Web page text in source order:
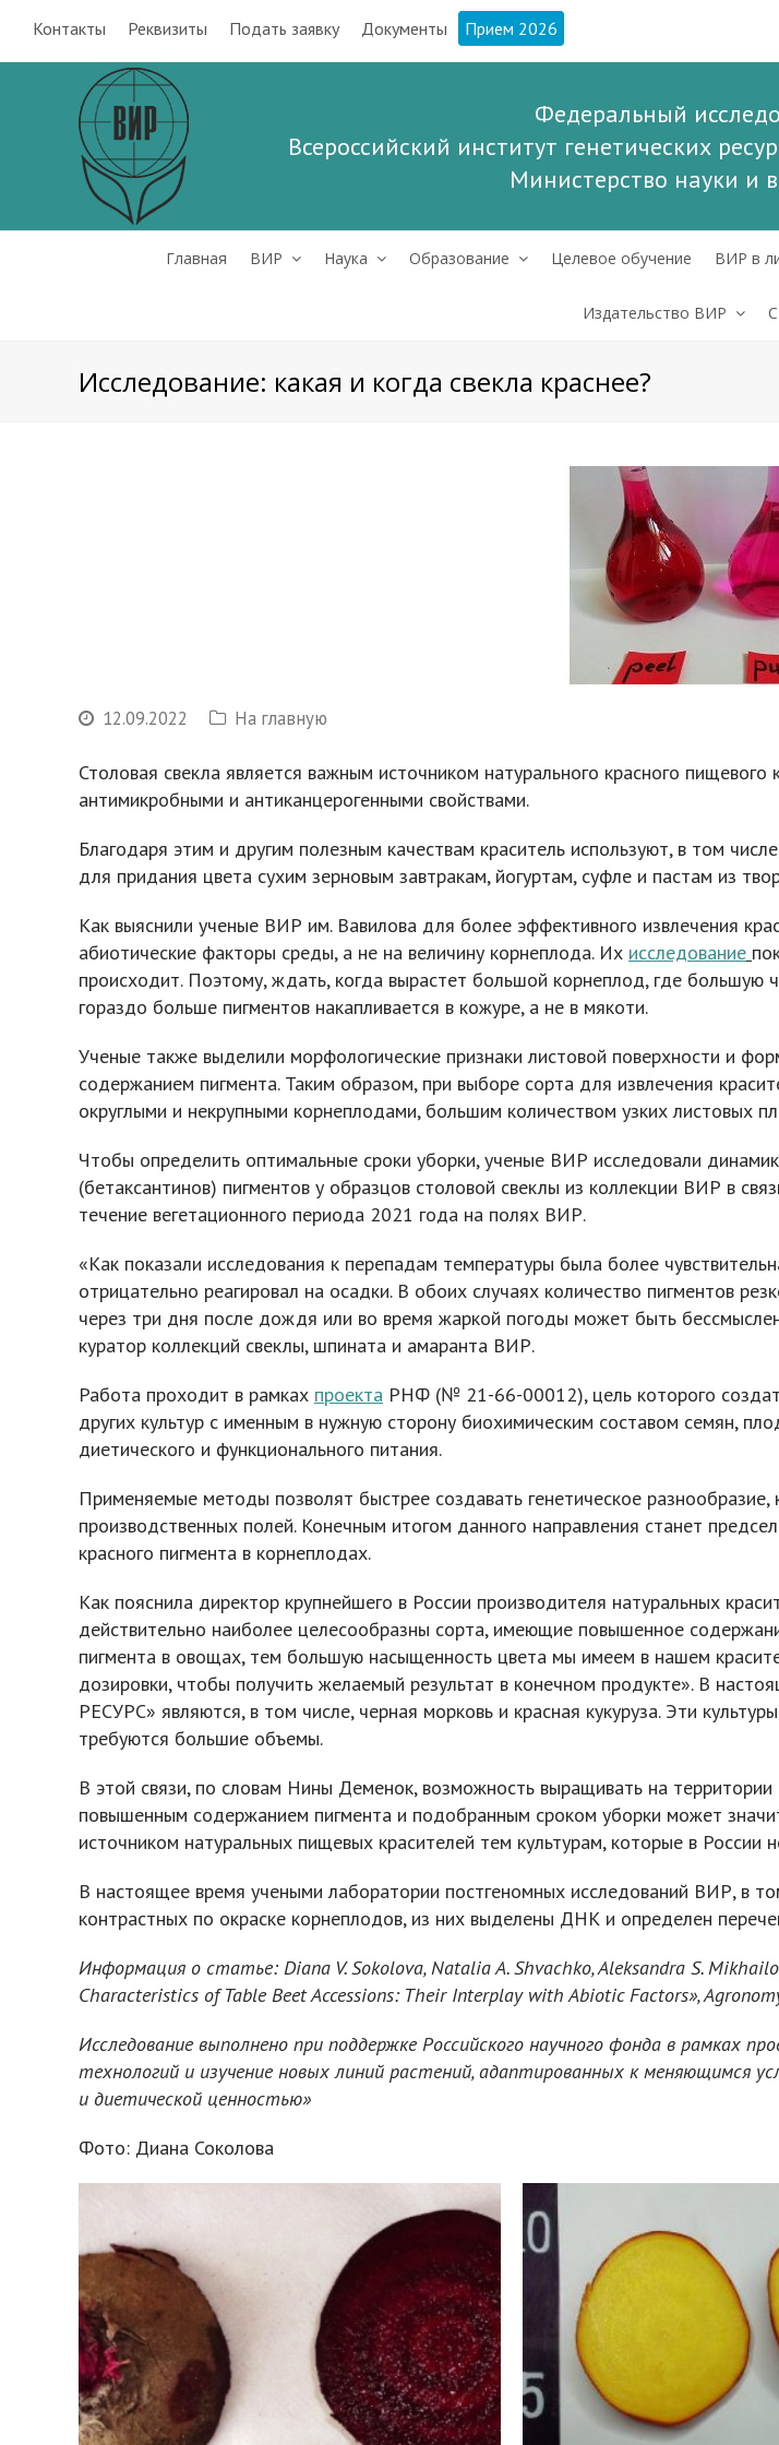
Контакты Реквизиты Подать заявку Документы Прием 2026
Федеральный
Всероссийский институт генетических
Министерство науки и
Главная ВИР Наука Образование Целевое обучение ВИР в
Издательство ВИР
Исследование: какая и когда свекла краснее?
12.09.2022 На главную
Столовая свекла является важным источником натурального красного
антимикробными и антиканцерогенными свойствами.
Благодаря этим и другим полезным качествам краситель используют, в том
для придания цвета сухим зерновым завтракам, йогуртам, суфле и пастам из
Как выяснили ученые ВИР им. Вавилова для более эффективного извлечения
абиотические факторы среды, а не на величину корнеплода. Их исследование
происходит. Поэтому, ждать, когда вырастет большой корнеплод, где большую
гораздо больше пигментов накапливается в кожуре, а не в мякоти.
Ученые также выделили морфологические признаки листовой поверхности и
содержанием пигмента. Таким образом, при выборе сорта для извлечения
округлыми и некрупными корнеплодами, большим количеством узких листовых
Чтобы определить оптимальные сроки уборки, ученые ВИР исследовали
(бетаксантинов) пигментов у образцов столовой свеклы из коллекции ВИР в
течение вегетационного периода 2021 года на полях ВИР.
«Как показали исследования к перепадам температуры была более
отрицательно реагировал на осадки. В обоих случаях количество пигментов
через три дня после дождя или во время жаркой погоды может быть
куратор коллекций свеклы, шпината и амаранта ВИР.
Работа проходит в рамках проекта РНФ (№ 21-66-00012), цель которого
других культур с именным в нужную сторону биохимическим составом семян,
диетического и функционального питания.
Применяемые методы позволят быстрее создавать генетическое
производственных полей. Конечным итогом данного направления станет
красного пигмента в корнеплодах.
Как пояснила директор крупнейшего в России производителя натуральных
действительно наиболее целесообразны сорта, имеющие повышенное
пигмента в овощах, тем большую насыщенность цвета мы имеем в нашем
дозировки, чтобы получить желаемый результат в конечном продукте». В
РЕСУРС» являются, в том числе, черная морковь и красная кукуруза. Эти
требуются большие объемы.
В этой связи, по словам Нины Деменок, возможность выращивать на
повышенным содержанием пигмента и подобранным сроком уборки может
источником натуральных пищевых красителей тем культурам, которые в России
В настоящее время учеными лаборатории постгеномных исследований ВИР, в
контрастных по окраске корнеплодов, из них выделены ДНК и определен
Информация о статье: Diana V. Sokolova, Natalia A. Shvachko, Aleksandra S.
Characteristics of Table Beet Accessions: Their Interplay with Abiotic Factors»,
Исследование выполнено при поддержке Российского научного фонда в рамках
технологий и изучение новых линий растений, адаптированных к меняющимся
и диетической ценностью»
Фото: Диана Соколова